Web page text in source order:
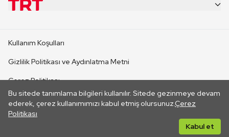
Bu sitede tanımlama bilgileri kullanılır. Sitede gezinmeye devam
ederek, çerez kullanımımızı kabul etmiş olursunuz.Çerez
Politikası
Kabul et
CANLI YAYINLAR
Kullanım Koşulları
Gizlilik Politikası ve Aydınlatma Metni
Çerez Politikası
İletişim
Her hakkı saklıdır. ©2026 TRT. Bağlantı yoluyla gidilen dış